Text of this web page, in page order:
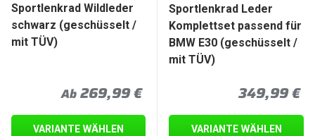
Sportlenkrad Wildleder
schwarz (geschüsselt /
mit TÜV)
Normaler Preis
Ab269,99 €
VARIANTE WÄHLEN
Sportlenkrad Leder
Komplettset passend für
BMW E30 (geschüsselt /
mit TÜV)
Normaler
349,99 €
VARIANTE WÄHLEN